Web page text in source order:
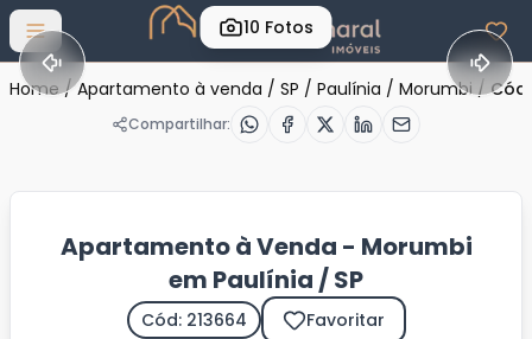
Abrir menu
10 Fotos
Home / Apartamento à venda / SP / Paulínia / Morumbi /
Compartilhar:
Apartamento à Venda - Morumbi
em Paulínia / SP
Cód: 213664 Favoritar